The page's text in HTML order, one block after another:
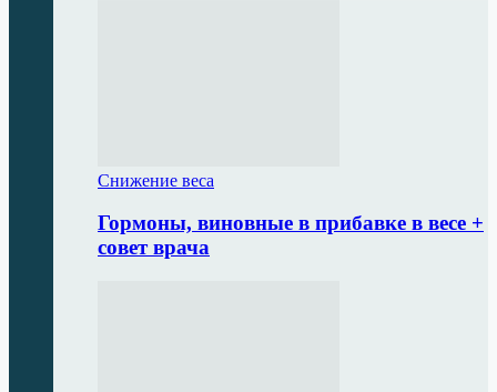
Снижение веса
Гормоны, виновные в прибавке в весе +
совет врача